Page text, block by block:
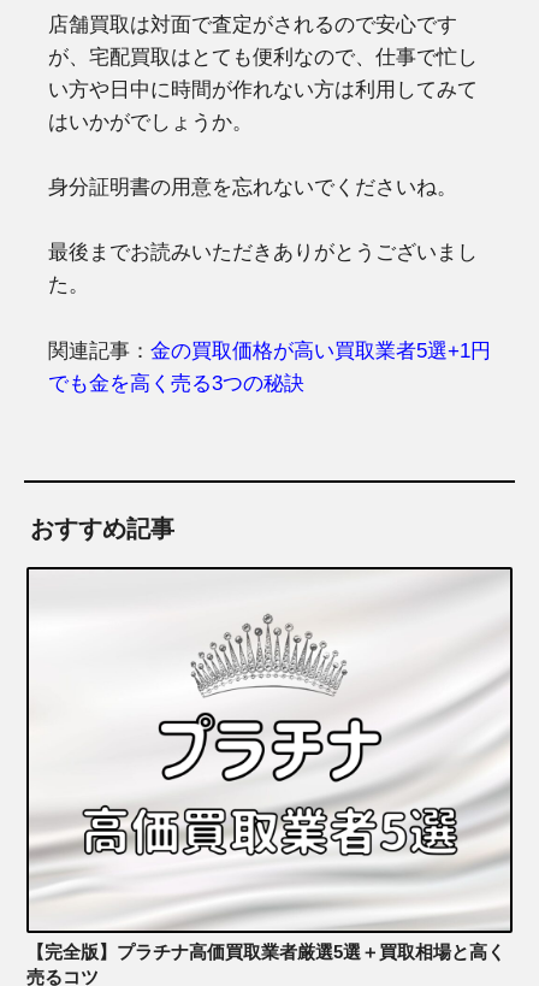
店舗買取は対面で査定がされるので安心です
が、宅配買取はとても便利なので、仕事で忙し
い方や日中に時間が作れない方は利用してみて
はいかがでしょうか。
身分証明書の用意を忘れないでくださいね。
最後までお読みいただきありがとうございまし
た。
関連記事： 金の買取価格が高い買取業者5選+1円
でも金を高く売る3つの秘訣
おすすめ記事
【完全版】プラチナ高価買取業者厳選5選＋買取相場と高く
売るコツ